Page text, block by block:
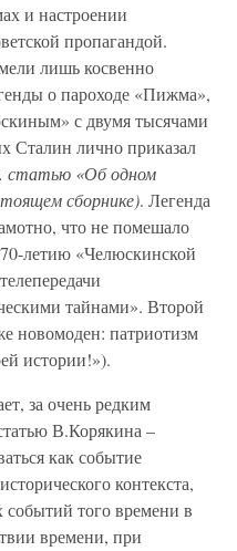
и настроении
пропагандой.
лишь косвенно
о пароходе «Пижма»,
с двумя тысячами
Сталин лично приказал
статью «Об одном
сборнике). Легенда
что не помешало
летию «Челюскинской
тайнами». Второй
новомоден: патриотизм
истории!»).
за очень редким
В.Корякина –
как событие
контекста,
событий того времени в
времени, при